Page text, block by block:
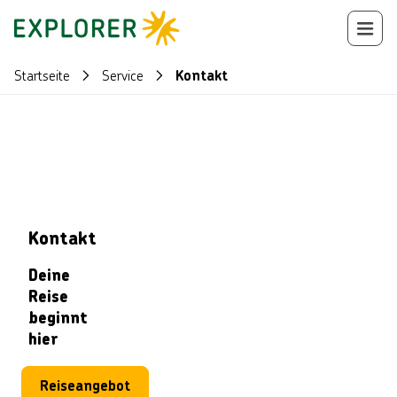
Startseite Service Kontakt
Kontakt
Deine
Reise
beginnt
hier
Reiseangebot